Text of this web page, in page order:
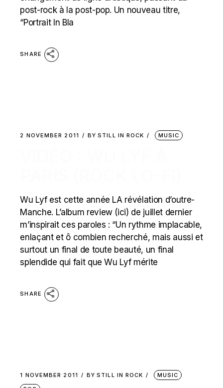
post-rock à la post-pop. Un nouveau titre,
“Portrait In Bla
SHARE
2 NOVEMBER 2011 BY STILL IN ROCK MUSIC
Wu Lyf est cette année LA révélation d’outre-
Manche. L’album review (ici) de juillet dernier
m’inspirait ces paroles : “Un rythme implacable,
enlaçant et ô combien recherché, mais aussi et
surtout un final de toute beauté, un final
splendide qui fait que Wu Lyf mérite
SHARE
1 NOVEMBER 2011 BY STILL IN ROCK
MUSIC